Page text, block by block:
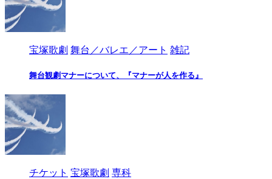
宝塚歌劇 舞台／バレエ／アート 雑記
舞台観劇マナーについて、『マナーが人を作る』
チケット 宝塚歌劇 専科